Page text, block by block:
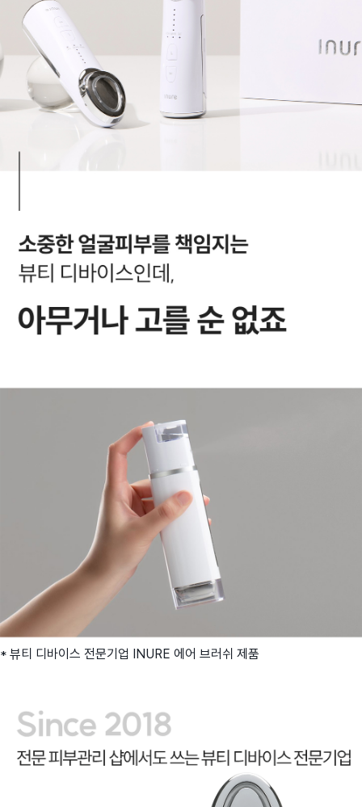
* 뷰티 디바이스 전문기업 INURE 에어 브러쉬 제품